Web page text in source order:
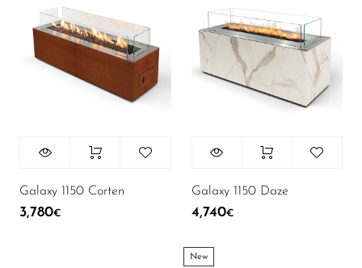
Аксесуари
В наявності
Galaxy 1150 Corten
3,780€
Galaxy 1150 Daze
4,740€
New